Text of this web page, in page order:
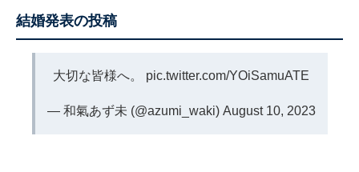
結婚発表の投稿
大切な皆様へ。 pic.twitter.com/YOiSamuATE
— 和氣あず未 (@azumi_waki) August 10, 2023